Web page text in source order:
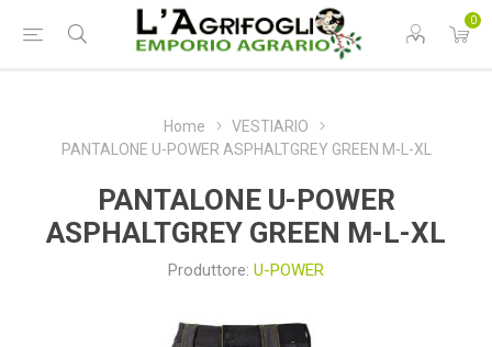
0
Home
VESTIARIO
PANTALONE U-POWER ASPHALTGREY GREEN M-L-XL
PANTALONE U-POWER
ASPHALTGREY GREEN M-L-XL
Produttore: U-POWER